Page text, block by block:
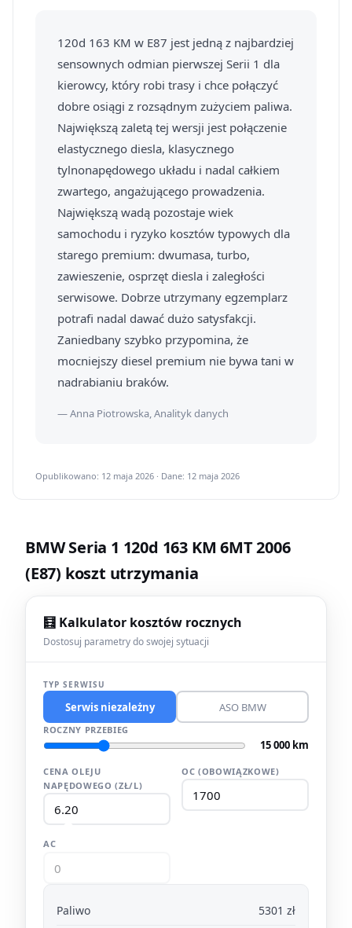
120d 163 KM w E87 jest jedną z najbardziej
sensownych odmian pierwszej Serii 1 dla
kierowcy, który robi trasy i chce połączyć
dobre osiągi z rozsądnym zużyciem paliwa.
Największą zaletą tej wersji jest połączenie
elastycznego diesla, klasycznego
tylnonapędowego układu i nadal całkiem
zwartego, angażującego prowadzenia.
Największą wadą pozostaje wiek
samochodu i ryzyko kosztów typowych dla
starego premium: dwumasa, turbo,
zawieszenie, osprzęt diesla i zaległości
serwisowe. Dobrze utrzymany egzemplarz
potrafi nadal dawać dużo satysfakcji.
Zaniedbany szybko przypomina, że
mocniejszy diesel premium nie bywa tani w
nadrabianiu braków.
— Anna Piotrowska, Analityk danych
Opublikowano: 12 maja 2026 · Dane: 12 maja 2026
BMW Seria 1 120d 163 KM 6MT 2006
(E87) koszt utrzymania
🧮 Kalkulator kosztów rocznych
Dostosuj parametry do swojej sytuacji
TYP SERWISU
Serwis niezależny ASO BMW
ROCZNY PRZEBIEG
15 000 km
CENA OLEJU
NAPĘDOWEGO (ZŁ/L)
OC (OBOWIĄZKOWE)
AC
Paliwo
5301 zł